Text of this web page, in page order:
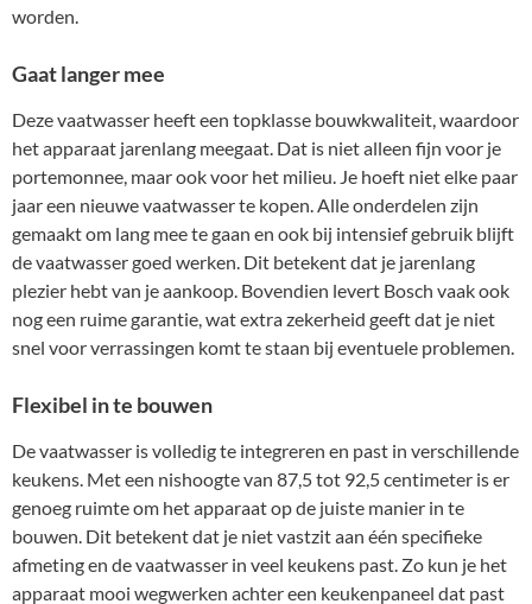
worden.
Gaat langer mee
Deze vaatwasser heeft een topklasse bouwkwaliteit, waardoor
het apparaat jarenlang meegaat. Dat is niet alleen fijn voor je
portemonnee, maar ook voor het milieu. Je hoeft niet elke paar
jaar een nieuwe vaatwasser te kopen. Alle onderdelen zijn
gemaakt om lang mee te gaan en ook bij intensief gebruik blijft
de vaatwasser goed werken. Dit betekent dat je jarenlang
plezier hebt van je aankoop. Bovendien levert Bosch vaak ook
nog een ruime garantie, wat extra zekerheid geeft dat je niet
snel voor verrassingen komt te staan bij eventuele problemen.
Flexibel in te bouwen
De vaatwasser is volledig te integreren en past in verschillende
keukens. Met een nishoogte van 87,5 tot 92,5 centimeter is er
genoeg ruimte om het apparaat op de juiste manier in te
bouwen. Dit betekent dat je niet vastzit aan één specifieke
afmeting en de vaatwasser in veel keukens past. Zo kun je het
apparaat mooi wegwerken achter een keukenpaneel dat past